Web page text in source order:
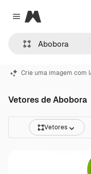
Close menu
Magnific
Crie uma imagem com
Vetores de Abobora
Vetores